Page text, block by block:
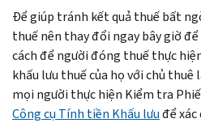
Để giúp tránh kết quả thuế bất
thuế nên thay đổi ngay bây giờ
cách để người đóng thuế thực
khấu lưu thuế của họ với chủ thuê
mọi người thực hiện Kiểm tra
Công cụ Tính tiền Khấu lưuđể